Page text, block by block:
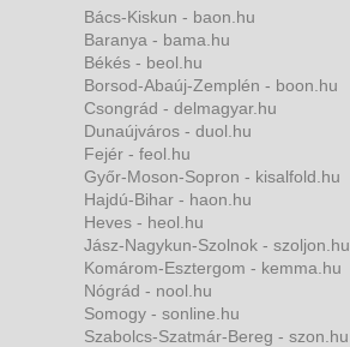
Bács-Kiskun - baon.hu
Baranya - bama.hu
Békés - beol.hu
Borsod-Abaúj-Zemplén - boon.hu
Csongrád - delmagyar.hu
Dunaújváros - duol.hu
Fejér - feol.hu
Győr-Moson-Sopron - kisalfold.hu
Hajdú-Bihar - haon.hu
Heves - heol.hu
Jász-Nagykun-Szolnok - szoljon.hu
Komárom-Esztergom - kemma.hu
Nógrád - nool.hu
Somogy - sonline.hu
Szabolcs-Szatmár-Bereg - szon.hu